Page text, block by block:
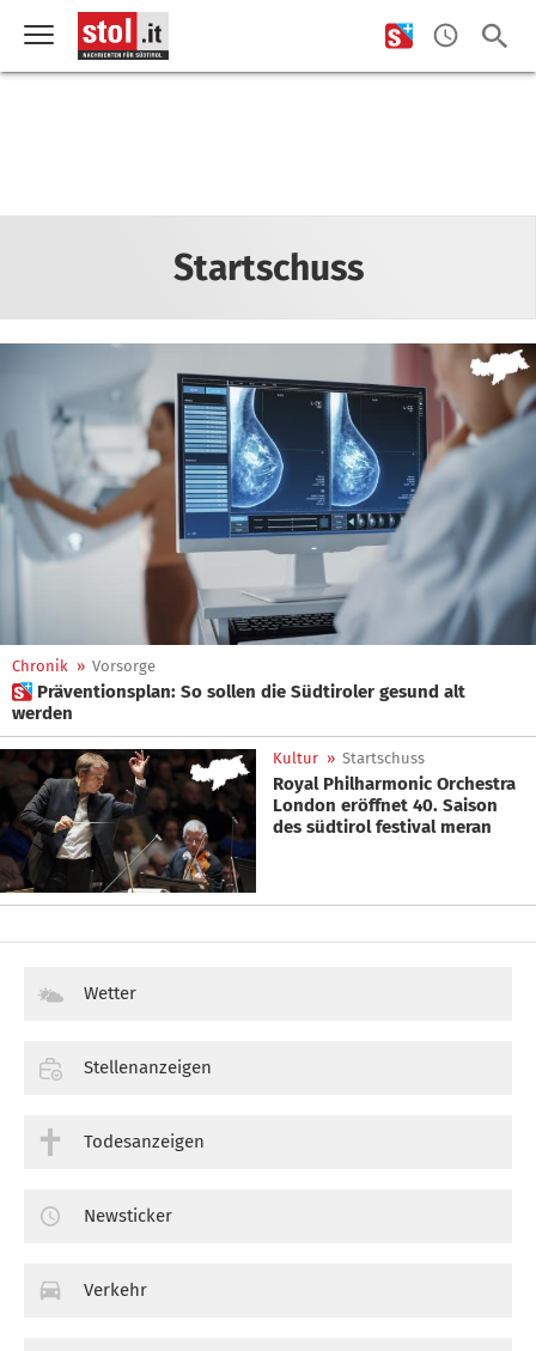
Startschuss
Chronik » Vorsorge
 Präventionsplan: So sollen die Südtiroler gesund alt
werden
Kultur » Startschuss
Royal Philharmonic Orchestra
London eröffnet 40. Saison
des südtirol festival meran
Wetter
Stellenanzeigen
Todesanzeigen
Newsticker
Verkehr